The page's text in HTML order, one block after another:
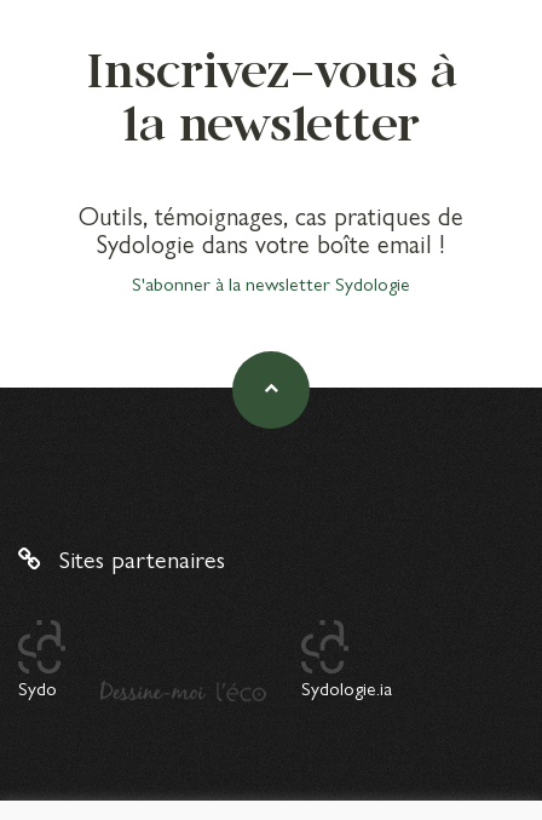
Inscrivez-vous à
la newsletter
Outils, témoignages, cas pratiques de
Sydologie dans votre boîte email !
S'abonner à la newsletter Sydologie
Sites partenaires
Sydo Sydologie.ia